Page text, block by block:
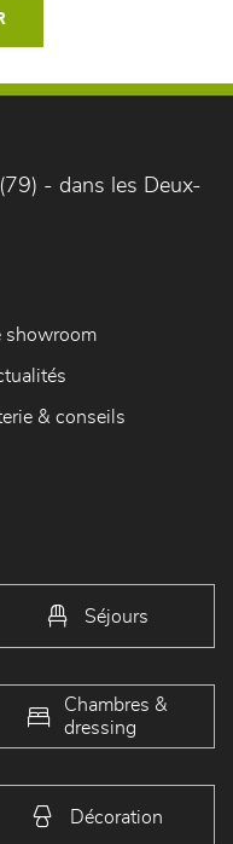
- dans les Deux-
showroom
& conseils
Séjours
Chambres &
dressing
Décoration